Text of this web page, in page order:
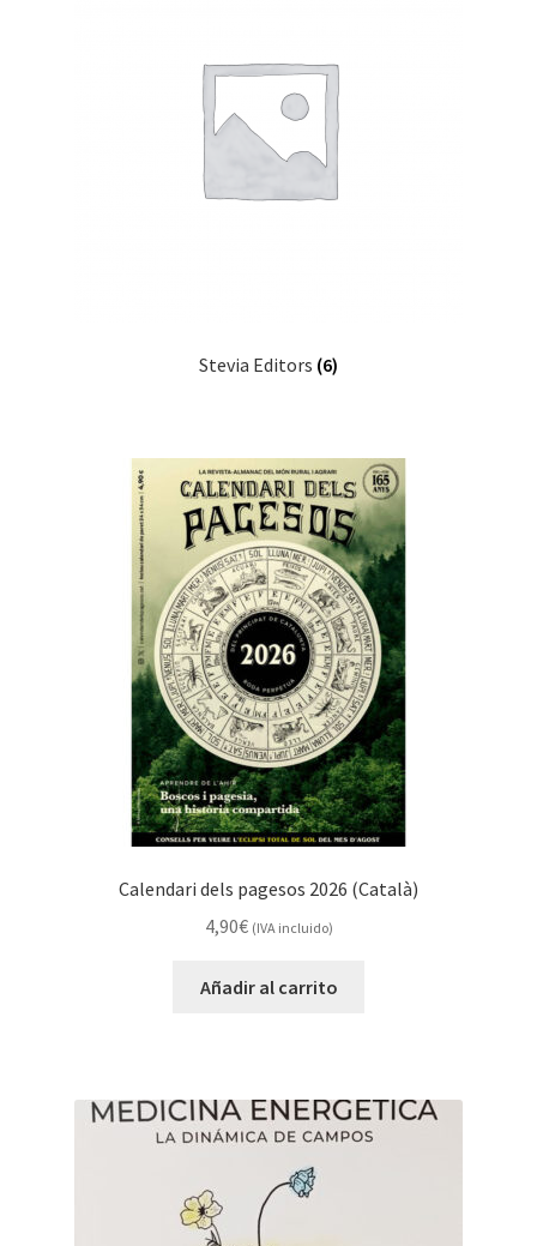
Stevia Editors (6)
Calendari dels pagesos 2026 (Català)
4,90€ (IVA incluido)
Añadir al carrito